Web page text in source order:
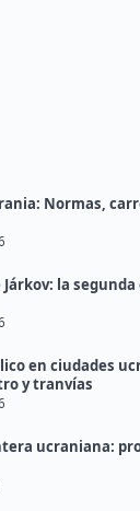
Normas,
Járkov: la
en ciudades
y tranvías
ucraniana: